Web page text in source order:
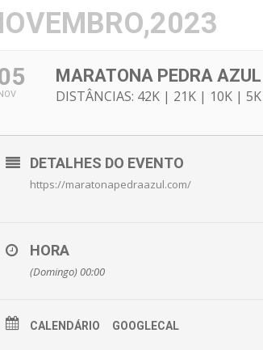
MARATONA PEDRA
DISTÂNCIAS: 42K | 21K | 10K | 5K
DETALHES DO EVENTO
https://maratonapedraazul.com/
HORA
(Domingo) 00:00
CALENDÁRIO GOOGLECAL